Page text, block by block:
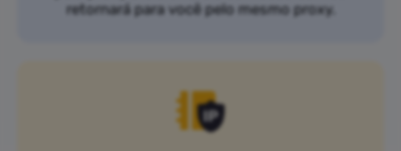
retornará para você pelo mesmo proxy.